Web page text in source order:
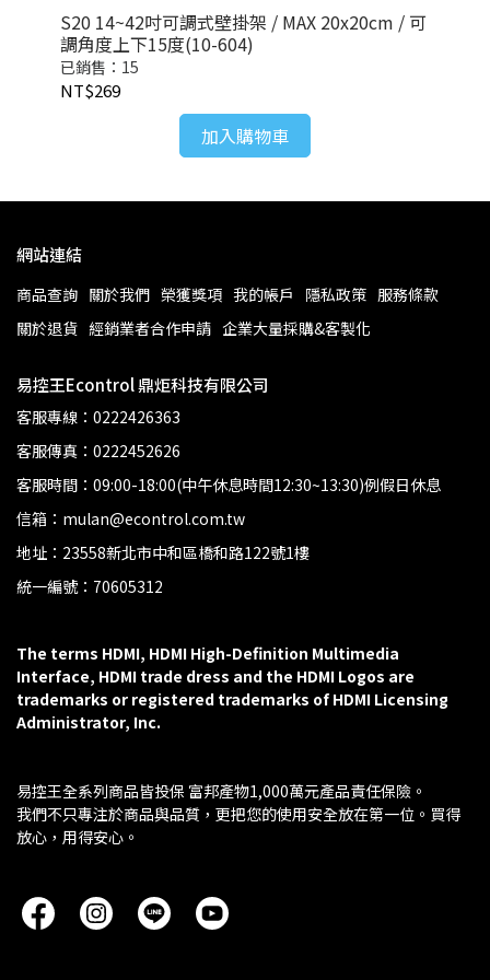
S20 14~42吋可調式壁掛架 / MAX 20x20cm / 可
調角度上下15度(10-604)
已銷售：15
NT$269
加入購物車
網站連結
商品查詢 關於我們 榮獲獎項 我的帳戶 隱私政策 服務條款
關於退貨 經銷業者合作申請 企業大量採購&客製化
易控王Econtrol 鼎炬科技有限公司
客服專線：0222426363
客服傳真：0222452626
客服時間：09:00-18:00(中午休息時間12:30~13:30)例假日休息
信箱：mulan@econtrol.com.tw
地址：23558新北市中和區橋和路122號1樓
統一編號：70605312
The terms HDMI, HDMI High-Definition Multimedia
Interface, HDMI trade dress and the HDMI Logos are
trademarks or registered trademarks of HDMI Licensing
Administrator, Inc.
易控王全系列商品皆投保 富邦產物1,000萬元產品責任保險。
我們不只專注於商品與品質，更把您的使用安全放在第一位。買得
放心，用得安心。